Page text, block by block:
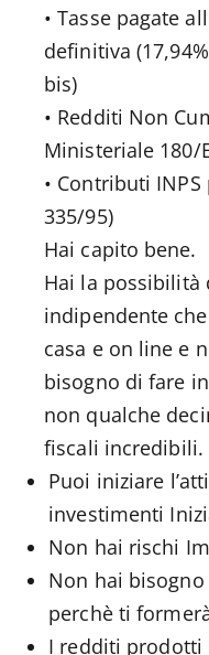
• Tasse pagate
definitiva
bis)
• Redditi Non
Ministeriale 180/
• Contributi
335/95)
Hai capito bene.
Hai la possibilità
indipendente
casa e on line e
bisogno di fare
non qualche
fiscali incredibili.
Puoi iniziare
investimenti
Non hai rischi
Non hai
perchè ti
I redditi prodotti